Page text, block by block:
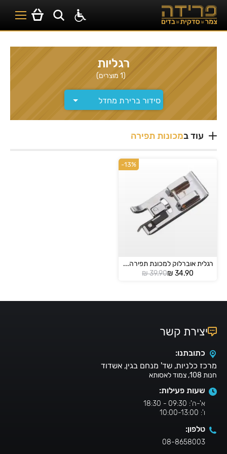
רגליות
(1 מוצרים)
עוד במכונות תפירה
-13%
רגלית אוברלוק למכונת תפירה ביתית
₪39.90
המחיר₪ 34.90
המחיר
יצירת קשר
כתובתנו:
מרכז כלניות, שד' מנחם בגין, אשדוד
חנות 108, צמוד לאסותא
שעות פעילות:
א'-ה': 09:30 - 18:30
ו': 10:00-13:00
טלפון:
08-8658003